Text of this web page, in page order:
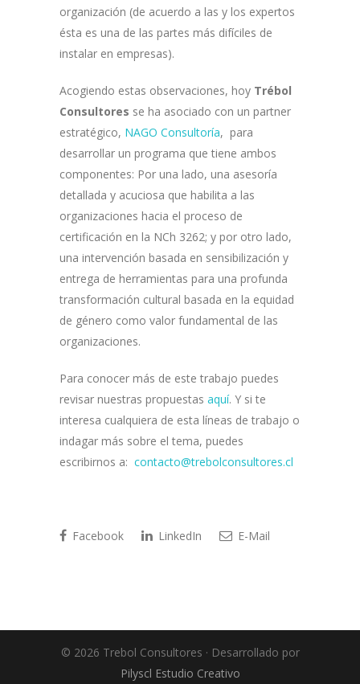
organización (de acuerdo a las y los expertos
ésta es una de las partes más difíciles de
instalar en empresas).
Acogiendo estas observaciones, hoy Trébol
Consultores se ha asociado con un partner
estratégico, NAGO Consultoría, para
desarrollar un programa que tiene ambos
componentes: Por una lado, una asesoría
detallada y acuciosa que habilita a las
organizaciones hacia el proceso de
certificación en la NCh 3262; y por otro lado,
una intervención basada en sensibilización y
entrega de herramientas para una profunda
transformación cultural basada en la equidad
de género como valor fundamental de las
organizaciones.
Para conocer más de este trabajo puedes
revisar nuestras propuestas aquí. Y si te
interesa cualquiera de esta líneas de trabajo o
indagar más sobre el tema, puedes
escribirnos a: contacto@trebolconsultores.cl
Facebook LinkedIn E-Mail
© 2026 Trebol Consultores · Desarrollado por
Pilyscl Estudio Creativo